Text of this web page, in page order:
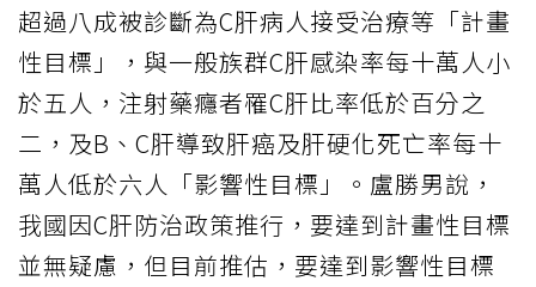
超過八成被診斷為C肝病人接受治療等「計畫
性目標」，與一般族群C肝感染率每十萬人小
於五人，注射藥癮者罹C肝比率低於百分之
二，及B、C肝導致肝癌及肝硬化死亡率每十
萬人低於六人「影響性目標」。盧勝男說，
我國因C肝防治政策推行，要達到計畫性目標
並無疑慮，但目前推估，要達到影響性目標